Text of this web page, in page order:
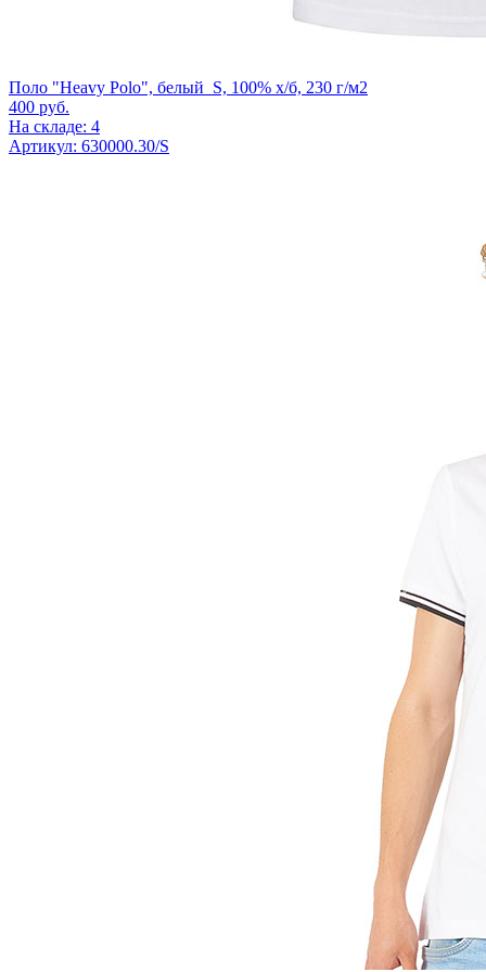
Поло "Heavy Polo", белый_S, 100% х/б, 230 г/м2
400 руб.
На складе: 4
Артикул: 630000.30/S